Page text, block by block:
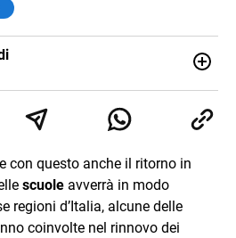
per la scrittura in un lavoro, e
fermata. L’attualità è il mio pane
con questo anche il ritorno in
scuole avverrà in modo
regioni d’Italia, alcune delle
coinvolte nel rinnovo dei